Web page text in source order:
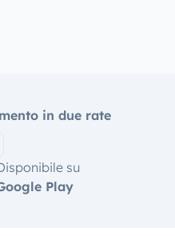
in due rate
su
Play